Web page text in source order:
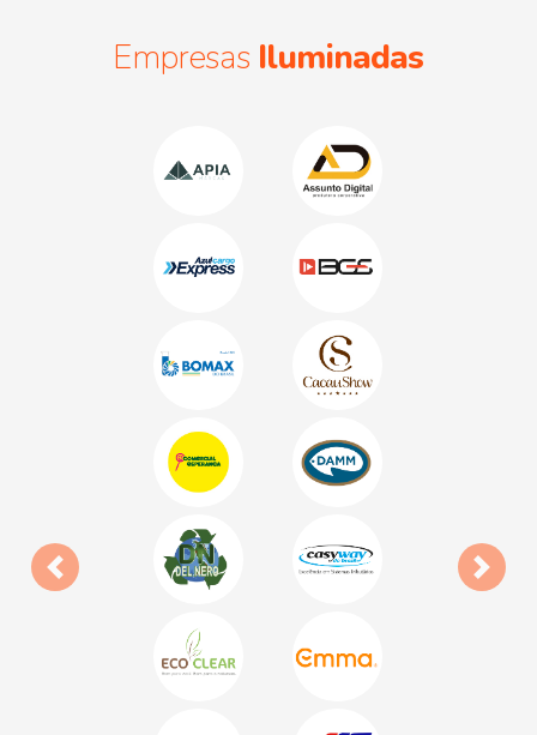
Empresas Iluminadas
Anterior